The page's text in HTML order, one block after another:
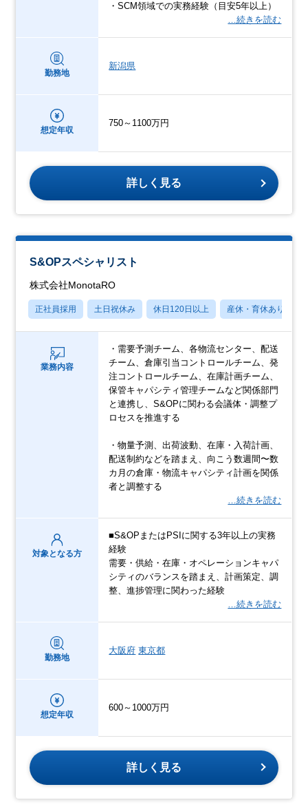
・SCM領域での実務経験（目安5年以上）
…続きを読む
勤務地
新潟県
想定年収
750～1100万円
詳しく見る
S&OPスペシャリスト
株式会社MonotaRO
正社員採用 土日祝休み 休日120日以上 産休・育休あり
業務内容
・需要予測チーム、各物流センター、配送
チーム、倉庫引当コントロールチーム、発
注コントロールチーム、在庫計画チーム、
保管キャパシティ管理チームなど関係部門
と連携し、S&OPに関わる会議体・調整プ
ロセスを推進する
・物量予測、出荷波動、在庫・入荷計画、
配送制約などを踏まえ、向こう数週間〜数
カ月の倉庫・物流キャパシティ計画を関係
者と調整する
…続きを読む
対象となる方
■S&OPまたはPSIに関する3年以上の実務
経験
需要・供給・在庫・オペレーションキャパ
シティのバランスを踏まえ、計画策定、調
整、進捗管理に関わった経験
…続きを読む
勤務地
大阪府 東京都
想定年収
600～1000万円
詳しく見る